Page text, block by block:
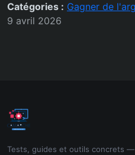
Catégories : Gagner de
9 avril 2026
Tests, guides et outils concrets